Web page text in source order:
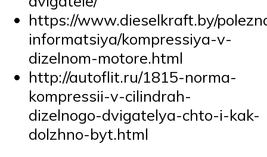
https://www.dieselkraft.by/
informatsiya/kompressiya-v-
dizelnom-motore.html
http://autoflit.ru/1815-norma-
kompressii-v-cilindrah-
dizelnogo-dvigatelya-chto-i-kak-
dolzhno-byt.html